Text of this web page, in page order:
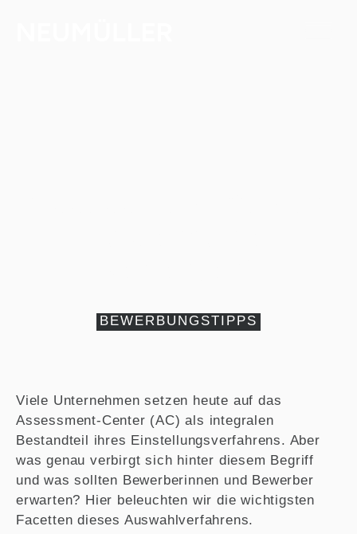
BEWERBUNGSTIPPS
Viele Unternehmen setzen heute auf das
Assessment-Center (AC) als integralen
Bestandteil ihres Einstellungsverfahrens. Aber
was genau verbirgt sich hinter diesem Begriff
und was sollten Bewerberinnen und Bewerber
erwarten? Hier beleuchten wir die wichtigsten
Facetten dieses Auswahlverfahrens.